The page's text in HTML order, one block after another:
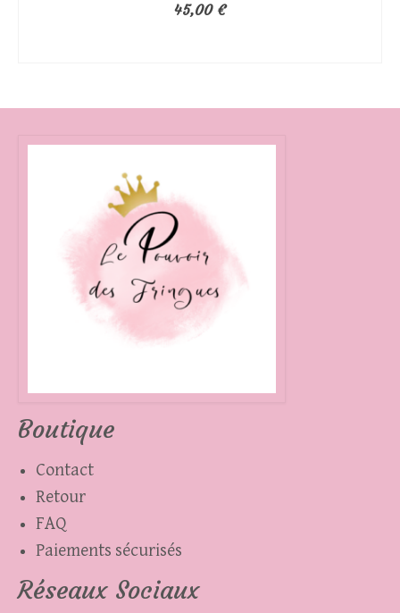
45,00 €
Boutique
Contact
Retour
FAQ
Paiements sécurisés
Réseaux Sociaux